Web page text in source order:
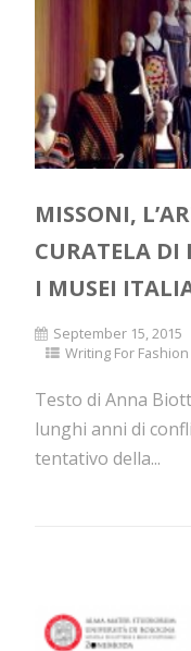
MISSONI,
CURATELA DI
I MUSEI
September 15, 2015
Writing For
Testo di Anna
lunghi anni di
tentativo della...